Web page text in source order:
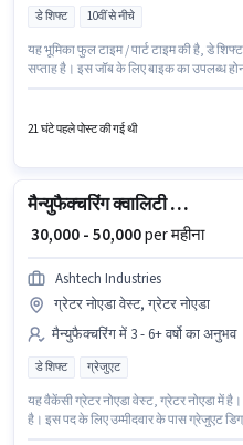
डे शिफ्ट 10वीं से नीचे
यह भूमिका फुल टाइम / पार्ट टाइम की है, डे
सप्ताह है। इस जॉब के लिए बाइक का उपलब्ध
Fixed सैलरी उपलब्ध है।
21 घंटे पहले पोस्ट की गई थी
मैन्युफैक्चरिंग क्वालिटी कंट्रोल इंजीनियर
₹ 30,000 - 50,000per महीना
Ashtech Industries
ग्रेटर नोएडा वेस्ट, ग्रेटर नोएडा
मैन्युफैक्चरिंग में 3 - 6+ वर्षो का अनुभव
डे शिफ्ट ग्रेजुएट
यह वैकेंसी ग्रेटर नोएडा वेस्ट, ग्रेटर नोएडा में
है। इस पद के लिए उम्मीदवार के पास ग्रेजुएट